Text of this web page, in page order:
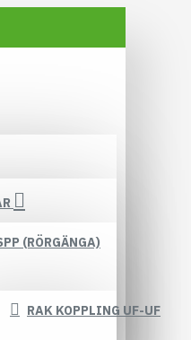
(RÖRGÄNGA)
RAK KOPPLING UF-UF